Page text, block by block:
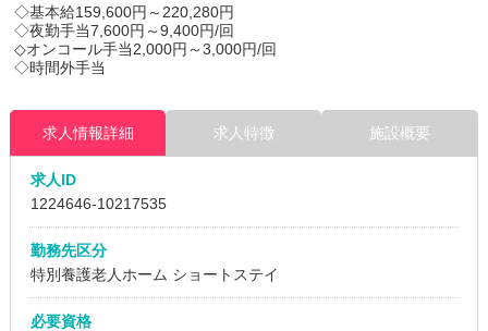
◇基本給159,600円～220,280円
◇夜勤手当7,600円～9,400円/回
◇オンコール手当2,000円～3,000円/回
◇時間外手当
求人情報詳細 求人特徴 施設概要
求人ID
1224646-10217535
勤務先区分
特別養護老人ホーム ショートステイ
必要資格